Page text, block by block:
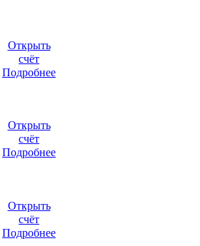
Открыть
счёт
Подробнее
Открыть
счёт
Подробнее
Открыть
счёт
Подробнее